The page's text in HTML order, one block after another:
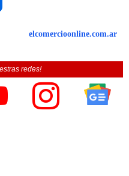
elcomercioonline.com.ar
redes!